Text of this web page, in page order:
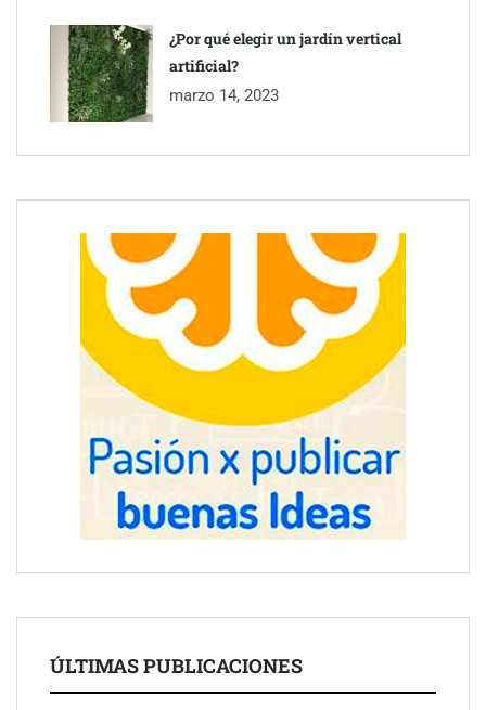
¿Por qué elegir un jardín vertical
artificial?
marzo 14, 2023
ÚLTIMAS PUBLICACIONES